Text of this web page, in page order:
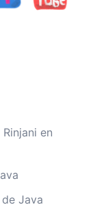
en
de Java